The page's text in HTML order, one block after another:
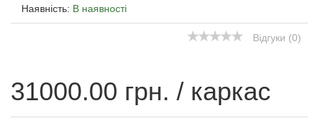
Наявність: В наявності
Відгуки (0)
31000.00 грн. / каркас